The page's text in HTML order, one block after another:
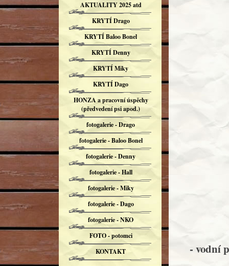
- vodní
AKTUALITY 2025 atd
KRYTÍ Drago
KRYTÍ Baloo Bonel
KRYTÍ Denny
KRYTÍ Miky
KRYTÍ Dago
HONZA a pracovní úspěchy
(předvedení psi apod.)
fotogalerie - Drago
fotogalerie - Baloo Bonel
fotogalerie - Denny
fotogalerie - Hall
fotogalerie - Miky
fotogalerie - Dago
fotogalerie - NKO
FOTO - potomci
KONTAKT